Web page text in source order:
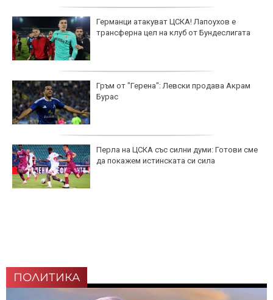
Германци атакуват ЦСКА! Лапоухов е
трансферна цел на клуб от Бундеслигата
Гръм от "Герена": Левски продава Акрам
Бурас
Перла на ЦСКА със силни думи: Готови сме
да покажем истинската си сила
ПОЛИТИКА